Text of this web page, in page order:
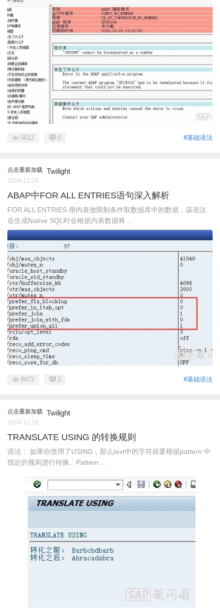
#基础语法
5612 0
点击重新加载 Twilight
2016-12-16
ABAP中FOR ALL ENTRIES语句深入解析
FOR ALL ENTRIES 用内表做限制条件取数据库中的数据，该语法
在生成Native SQL时会根据内表数据将 ...
#基础语法
8972 2
点击重新加载 Twilight
2014-12-18
TRANSLATE USING 的转换规则
语法： 如果你使用了USING，那么text中的字符就要根据pattern 中
指定的规则进行转换。Pattern ...